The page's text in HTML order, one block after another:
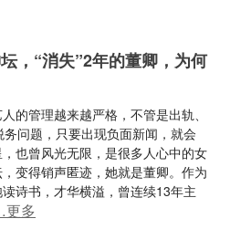
，“消失”2年的董卿，为何
的管理越来越严格，不管是出轨、
问题，只要出现负面新闻，就会
也曾风光无限，是很多人心中的女
变得销声匿迹，她就是董卿。作为
诗书，才华横溢，曾连续13年主
多